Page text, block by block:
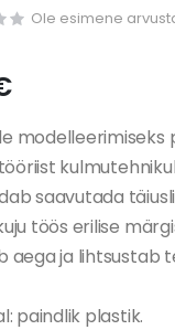
Ole esimene
modelleerimiseks
saavutada
töös erilise
aega ja lihtsustab
paindlik plastik.